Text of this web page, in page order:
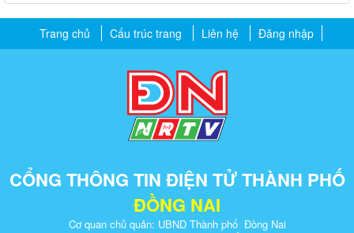
Trang chủ Cấu trúc trang Liên hệ Đăng nhập
CỔNG THÔNG TIN ĐIỆN TỬ THÀNH PHỐ
ĐỒNG NAI
Cơ quan chủ quản: UBND Thành phố Đồng Nai